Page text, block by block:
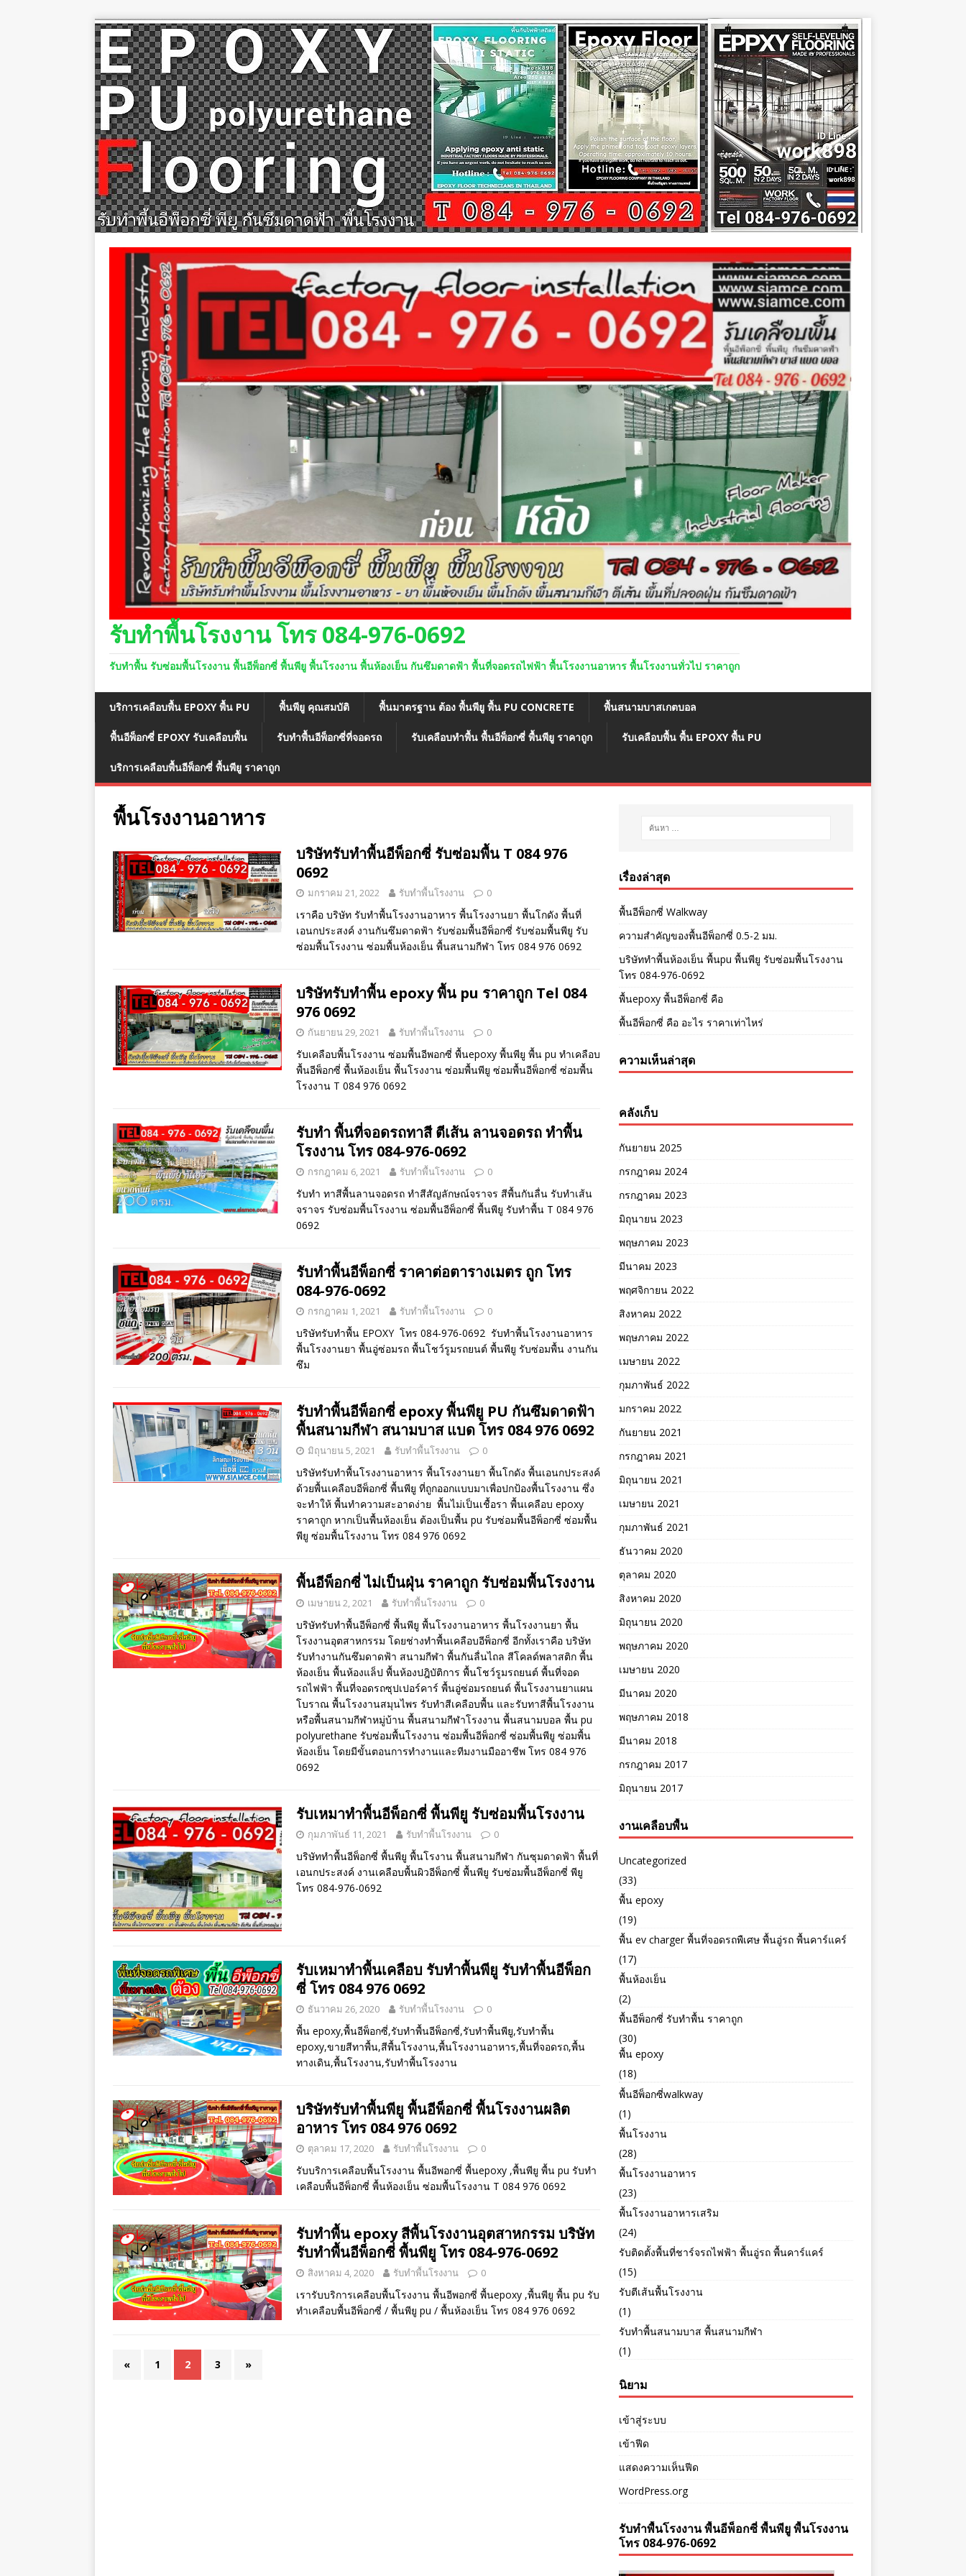
รับทำพื้นโรงงาน โทร 084-976-0692
รับทำพื้น รับซ่อมพื้นโรงงาน พื้นอีพ็อกซี่ พื้นพียู พื้นโรงงาน พื้นห้องเย็น กันซึมดาดฟ้า พื้นที่จอดรถไฟฟ้า พื้นโรงงานอาหาร พื้นโรงงานทั่วไป ราคาถูก
บริการเคลือบพื้น EPOXY พื้น PU พื้นพียู คุณสมบัติ พื้นมาตรฐาน ต้อง พื้นพียู พื้น PU CONCRETE พื้นสนามบาสเกตบอล
พื้นอีพ็อกซี่ EPOXY รับเคลือบพื้น รับทำพื้นอีพ็อกซี่ที่จอดรถ รับเคลือบทำพื้น พื้นอีพ็อกซี่ พื้นพียู ราคาถูก รับเคลือบพื้น พื้น EPOXY พื้น PU
บริการเคลือบพื้นอีพ็อกซี่ พื้นพียู ราคาถูก
พื้นโรงงานอาหาร
บริษัทรับทำพื้นอีพ็อกซี่ รับซ่อมพื้น T 084 976
0692
มกราคม 21, 2022 รับทำพื้นโรงงาน 0
เราคือ บริษัท รับทำพื้นโรงงานอาหาร พื้นโรงงานยา พื้นโกดัง พื้นที่
เอนกประสงค์ งานกันซึมดาดฟ้า รับซ่อมพื้นอีพ็อกซี่ รับซ่อมพื้นพียู รับ
ซ่อมพื้นโรงงาน ซ่อมพื้นห้องเย็น พื้นสนามกีฬา โทร 084 976 0692
บริษัทรับทำพื้น epoxy พื้น pu ราคาถูก Tel 084
976 0692
กันยายน 29, 2021 รับทำพื้นโรงงาน 0
รับเคลือบพื้นโรงงาน ซ่อมพื้นอีพอกซี่ พื้นepoxy พื้นพียู พื้น pu ทำเคลือบ
พื้นอีพ็อกซี่ พื้นห้องเย็น พื้นโรงงาน ซ่อมพื้นพียู ซ่อมพื้นอีพ็อกซี่ ซ่อมพื้น
โรงงาน T 084 976 0692
รับทำ พื้นที่จอดรถทาสี ตีเส้น ลานจอดรถ ทำพื้น
โรงงาน โทร 084-976-0692
กรกฎาคม 6, 2021 รับทำพื้นโรงงาน 0
รับทำ ทาสีพื้นลานจอดรถ ทำสีสัญลักษณ์จราจร สีพื้นกันลื่น รับทำเส้น
จราจร รับซ่อมพื้นโรงงาน ซ่อมพื้นอีพ็อกซี่ พื้นพียู รับทำพื้น T 084 976
0692
รับทำพื้นอีพ็อกซี่ ราคาต่อตารางเมตร ถูก โทร
084-976-0692
กรกฎาคม 1, 2021 รับทำพื้นโรงงาน 0
บริษัทรับทำพื้น EPOXY โทร 084-976-0692 รับทำพื้นโรงงานอาหาร
พื้นโรงงานยา พื้นอู่ซ่อมรถ พื้นโชว์รูมรถยนต์ พื้นพียู รับซ่อมพื้น งานกัน
ซึม
รับทำพื้นอีพ็อกซี่ epoxy พื้นพียู PU กันซึมดาดฟ้า
พื้นสนามกีฬา สนามบาส แบด โทร 084 976 0692
มิถุนายน 5, 2021 รับทำพื้นโรงงาน 0
บริษัทรับทำพื้นโรงงานอาหาร พื้นโรงงานยา พื้นโกดัง พื้นเอนกประสงค์
ด้วยพื้นเคลือบอีพ็อกซี่ พื้นพียู ที่ถูกออกแบบมาเพื่อปกป้องพื้นโรงงาน ซึ่ง
จะทำให้ พื้นทำความสะอาดง่าย พื้นไม่เป็นเชื้อรา พื้นเคลือบ epoxy
ราคาถูก หากเป็นพื้นห้องเย็น ต้องเป็นพื้น pu รับซ่อมพื้นอีพ็อกซี่ ซ่อมพื้น
พียู ซ่อมพื้นโรงงาน โทร 084 976 0692
พื้นอีพ็อกซี่ ไม่เป็นฝุ่น ราคาถูก รับซ่อมพื้นโรงงาน
เมษายน 2, 2021 รับทำพื้นโรงงาน 0
บริษัทรับทำพื้นอีพ็อกซี่ พื้นพียู พื้นโรงงานอาหาร พื้นโรงงานยา พื้น
โรงงานอุตสาหกรรม โดยช่างทำพื้นเคลือบอีพ็อกซี่ อีกทั้งเราคือ บริษัท
รับทำงานกันซึมดาดฟ้า สนามกีฬา พื้นกันลื่นไถล สีโคลด์พลาสติก พื้น
ห้องเย็น พื้นห้องแล็ป พื้นห้องปฎิบัติการ พื้นโชว์รูมรถยนต์ พื้นที่จอด
รถไฟฟ้า พื้นที่จอดรถซุปเปอร์คาร์ พื้นอู่ซ่อมรถยนต์ พื้นโรงงานยาแผน
โบราณ พื้นโรงงานสมุนไพร รับทำสีเคลือบพื้น และรับทาสีพื้นโรงงาน
หรือพื้นสนามกีฬาหมู่บ้าน พื้นสนามกีฬาโรงงาน พื้นสนามบอล พื้น pu
polyurethane รับซ่อมพื้นโรงงาน ซ่อมพื้นอีพ็อกซี่ ซ่อมพื้นพียู ซ่อมพื้น
ห้องเย็น โดยมีขั้นตอนการทำงานและทีมงานมืออาชีพ โทร 084 976
0692
รับเหมาทำพื้นอีพ็อกซี่ พื้นพียู รับซ่อมพื้นโรงงาน
กุมภาพันธ์ 11, 2021 รับทำพื้นโรงงาน 0
บริษัททำพื้นอีพ็อกซี่ พื้นพียู พื้นโรงาน พื้นสนามกีฬา กันซุมดาดฟ้า พื้นที่
เอนกประสงค์ งานเคลือบพื้นผิวอีพ็อกซี่ พื้นพียู รับซ่อมพื้นอีพ็อกซี่ พียู
โทร 084-976-0692
รับเหมาทําพื้นเคลือบ รับทำพื้นพียู รับทําพื้นอีพ็อก
ซี่ โทร 084 976 0692
ธันวาคม 26, 2020 รับทำพื้นโรงงาน 0
พื้น epoxy,พื้นอีพ็อกซี่,รับทำพื้นอีพ็อกซี่,รับทำพื้นพียู,รับทำพื้น
epoxy,ขายสีทาพื้น,สีพื้นโรงงาน,พื้นโรงงานอาหาร,พื้นที่จอดรถ,พื้น
ทางเดิน,พื้นโรงงาน,รับทำพื้นโรงงาน
บริษัทรับทําพื้นพียู พื้นอีพ็อกซี่ พื้นโรงงานผลิต
อาหาร โทร 084 976 0692
ตุลาคม 17, 2020 รับทำพื้นโรงงาน 0
รับบริการเคลือบพื้นโรงงาน พื้นอีพอกซี่ พื้นepoxy ,พื้นพียู พื้น pu รับทำ
เคลือบพื้นอีพ็อกซี่ พื้นห้องเย็น ซ่อมพื้นโรงงาน T 084 976 0692
รับทำพื้น epoxy สีพื้นโรงงานอุตสาหกรรม บริษัท
รับทําพื้นอีพ็อกซี่ พื้นพียู โทร 084-976-0692
สิงหาคม 4, 2020 รับทำพื้นโรงงาน 0
เรารับบริการเคลือบพื้นโรงงาน พื้นอีพอกซี่ พื้นepoxy ,พื้นพียู พื้น pu รับ
ทำเคลือบพื้นอีพ็อกซี่ / พื้นพียู pu / พื้นห้องเย็น โทร 084 976 0692
« 1 2 3 »
เรื่องล่าสุด
พื้นอีพ็อกซี่ Walkway
ความสำคัญของพื้นอีพ็อกซี่ 0.5-2 มม.
บริษัททำพื้นห้องเย็น พื้นpu พื้นพียู รับซ่อมพื้นโรงงาน
โทร 084-976-0692
พื้นepoxy พื้นอีพ็อกซี่ คือ
พื้นอีพ็อกซี่ คือ อะไร ราคาเท่าไหร่
ความเห็นล่าสุด
คลังเก็บ
กันยายน 2025
กรกฎาคม 2024
กรกฎาคม 2023
มิถุนายน 2023
พฤษภาคม 2023
มีนาคม 2023
พฤศจิกายน 2022
สิงหาคม 2022
พฤษภาคม 2022
เมษายน 2022
กุมภาพันธ์ 2022
มกราคม 2022
กันยายน 2021
กรกฎาคม 2021
มิถุนายน 2021
เมษายน 2021
กุมภาพันธ์ 2021
ธันวาคม 2020
ตุลาคม 2020
สิงหาคม 2020
มิถุนายน 2020
พฤษภาคม 2020
เมษายน 2020
มีนาคม 2020
พฤษภาคม 2018
มีนาคม 2018
กรกฎาคม 2017
มิถุนายน 2017
งานเคลือบพื้น
Uncategorized
(33)
พื้น epoxy
(19)
พื้น ev charger พื้นที่จอดรถพืเศษ พื้นอู่รถ พื้นคาร์แคร์
(17)
พื้นห้องเย็น
(2)
พื้นอีพ็อกซี่ รับทำพื้น ราคาถูก
(30)
พื้น epoxy
(18)
พื้นอีพ็อกซี่walkway
(1)
พื้นโรงงาน
(28)
พื้นโรงงานอาหาร
(23)
พื้นโรงงานอาหารเสริม
(24)
รับติดตั้งพื้นที่ชาร์จรถไฟฟ้า พื้นอู่รถ พื้นคาร์แคร์
(15)
รับตีเส้นพื้นโรงงาน
(1)
รับทำพื้นสนามบาส พื้นสนามกีฬา
(1)
นิยาม
เข้าสู่ระบบ
เข้าฟีด
แสดงความเห็นฟีด
WordPress.org
รับทำพื้นโรงงาน พื้นอีพ็อกซี่ พื้นพียู พื้นโรงงาน
โทร 084-976-0692